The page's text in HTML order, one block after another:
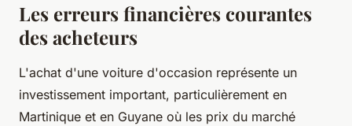
Les erreurs financières courantes
des acheteurs
L'achat d'une voiture d'occasion représente un
investissement important, particulièrement en
Martinique et en Guyane où les prix du marché